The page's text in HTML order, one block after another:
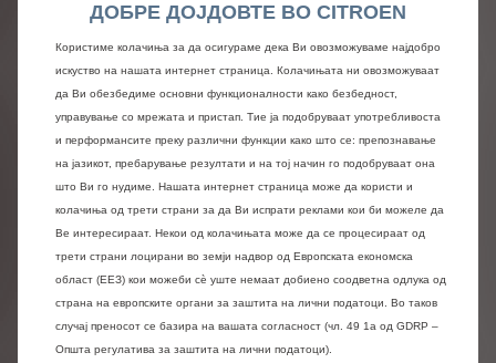
НОВИОТ CITROËN C5
AIRCROSS Е ФИНАЛИСТ ЗА
ПРЕСТИЖНАТА НАГРАДА
„АВТОМОБИЛ НА ГОДИНАТА
2026“!
Citroën со гордост објавува дека новиот C5 Aircross
е избран за еден од седумте финалисти за наградата
„Автомобил на годината“ (COTY) за 2026 година.
ДОБРЕ ДОЈДОВТЕ ВО CITROEN
Користиме колачиња за да осигураме дека Ви овозможуваме најдобро
искуство на нашата интернет страница. Колачињата ни овозможуваат
да Ви обезбедиме основни функционалности како безбедност,
управување со мрежата и пристап. Тие ја подобруваат употребливоста
и перформансите преку различни функции како што се: препознавање
на јазикот, пребарување резултати и на тој начин го подобруваат она
што Ви го нудиме. Нашата интернет страница може да користи и
колачиња од трети страни за да Ви испрати реклами кои би можеле да
Ве интересираат. Некои од колачињата може да се процесираат од
трети страни лоцирани во земји надвор од Европската економска
област (ЕЕЗ) кои можеби сѐ уште немаат добиено соодветна одлука од
страна на европските органи за заштита на лични податоци. Во таков
случај преносот се базира на вашата согласност (чл. 49 1а од GDRP –
Општа регулатива за заштита на лични податоци).